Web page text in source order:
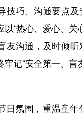
技巧、沟通要点及
“热心、爱心、关
友沟通，及时倾
记“安全第一、盲
日氛围，重温童